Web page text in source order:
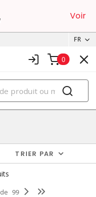
Voir
FR
0
TRIER PAR
de 99